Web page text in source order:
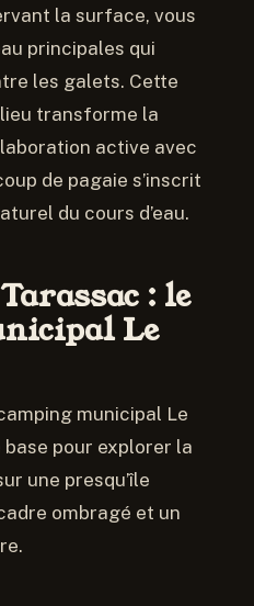
la surface, vous
principales qui
les galets. Cette
transforme la
active avec
de pagaie s’inscrit
du cours d’eau.
: le
Le
municipal Le
pour explorer la
une presqu’île
ombragé et un